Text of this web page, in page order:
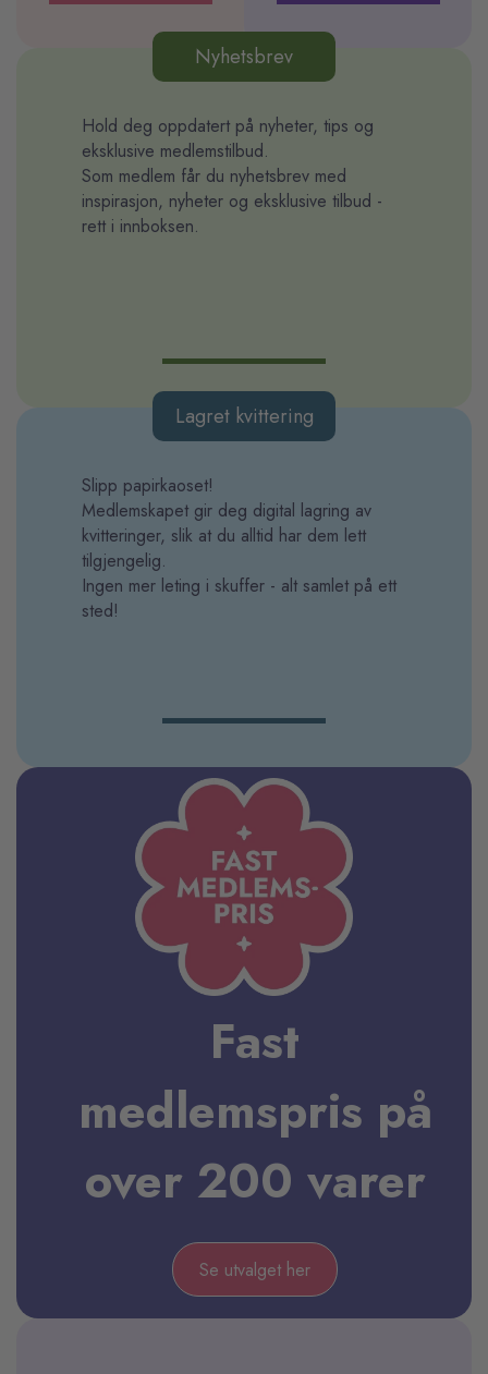
Nyhetsbrev
Hold deg oppdatert på nyheter, tips og
eksklusive medlemstilbud.
Som medlem får du nyhetsbrev med
inspirasjon, nyheter og eksklusive tilbud -
rett i innboksen.
Lagret kvittering
Slipp papirkaoset!
Medlemskapet gir deg digital lagring av
kvitteringer, slik at du alltid har dem lett
tilgjengelig.
Ingen mer leting i skuffer - alt samlet på ett
sted!
Fast
medlemspris på
over 200 varer
Se utvalget her